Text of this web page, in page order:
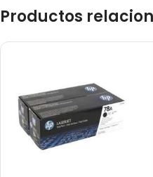
Productos